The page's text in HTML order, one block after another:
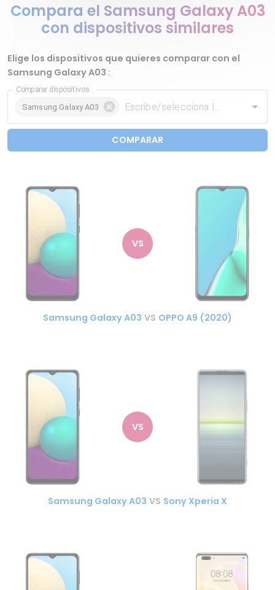
Compara el Samsung Galaxy A03
con dispositivos similares
Elige los dispositivos que quieres comparar con el
Samsung Galaxy A03 :
Comparar dispositivos
Samsung Galaxy A03
COMPARAR
VS
Samsung Galaxy A03 VS OPPO A9 (2020)
VS
Samsung Galaxy A03 VS Sony Xperia X